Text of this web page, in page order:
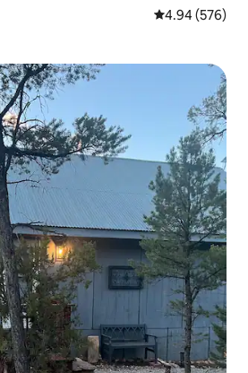
平均评分 4.94
4.94 (576)